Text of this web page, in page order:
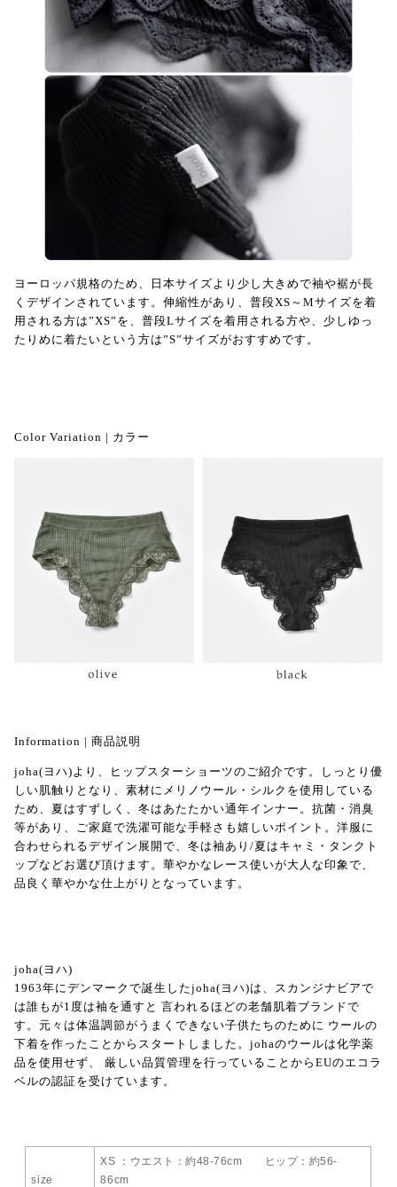
ヨーロッパ規格のため、日本サイズより少し大きめで袖や裾が長
くデザインされています。伸縮性があり、普段XS～Mサイズを着
用される方は”XS”を、普段Lサイズを着用される方や、少しゆっ
たりめに着たいという方は”S”サイズがおすすめです。
Color Variation | カラー
Information | 商品説明
joha(ヨハ)より、ヒップスターショーツのご紹介です。しっとり優
しい肌触りとなり、素材にメリノウール・シルクを使用している
ため、夏はすずしく、冬はあたたかい通年インナー。抗菌・消臭
等があり、ご家庭で洗濯可能な手軽さも嬉しいポイント。洋服に
合わせられるデザイン展開で、冬は袖あり/夏はキャミ・タンクト
ップなどお選び頂けます。華やかなレース使いが大人な印象で、
品良く華やかな仕上がりとなっています。
joha(ヨハ)
1963年にデンマークで誕生したjoha(ヨハ)は、スカンジナビアで
は誰もが1度は袖を通すと 言われるほどの老舗肌着ブランドで
す。元々は体温調節がうまくできない子供たちのために ウールの
下着を作ったことからスタートしました。johaのウールは化学薬
品を使用せず、 厳しい品質管理を行っていることからEUのエコラ
ベルの認証を受けています。
size
XS ：ウエスト：約48-76cm ヒップ：約56-
86cm